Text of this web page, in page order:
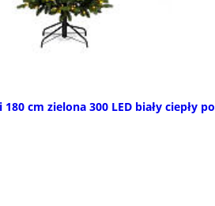
cm zielona 300 LED biały ciepły